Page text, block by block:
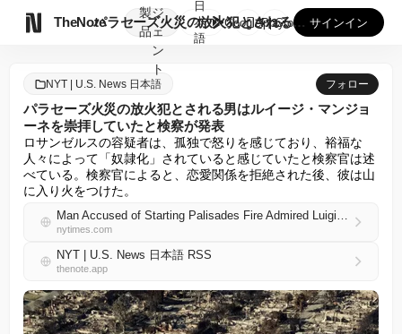
TheNote
製
品
ジ
ェ
ン
ト
パラセーズ火災の放火犯とされる男はルイージ・マンジョーネを崇...
日
本
語
GooglePlay
AppStore サインイン
NYT | U.S. News 日本語 フォロー
パラセーズ火災の放火犯とされる男はルイージ・マンジョ
ーネを崇拝していたと検察が発表
ロサンゼルスの容疑者は、孤独で怒りを感じており、裕福な
人々によって「奴隷化」されていると感じていたと検察官は述
べている。検察官によると、恋愛関係を拒絶された後、彼は山
に入り火をつけた。
Man Accused of Starting Palisades Fire Admired Luigi Mangione, Prosecutors Say
nytimes.com
NYT | U.S. News 日本語 RSS
thenote.app